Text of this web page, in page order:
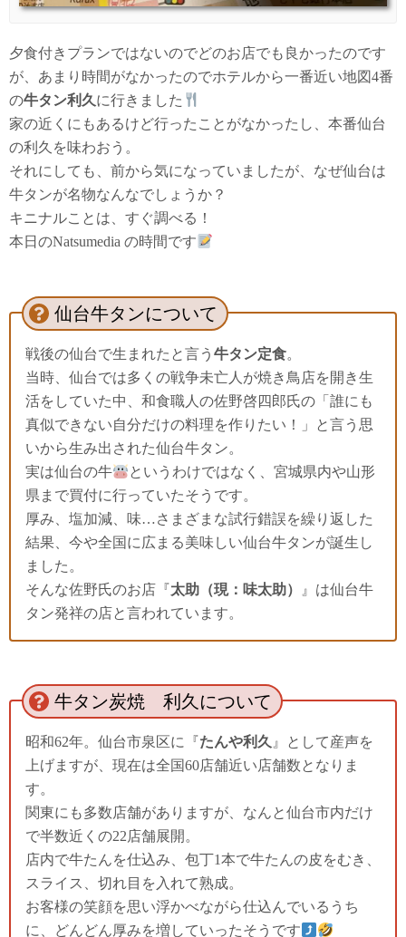
夕食付きプランではないのでどのお店でも良かったのです
が、あまり時間がなかったのでホテルから一番近い地図4番
の牛タン利久に行きました
家の近くにもあるけど行ったことがなかったし、本番仙台
の利久を味わおう。
それにしても、前から気になっていましたが、なぜ仙台は
牛タンが名物なんなでしょうか？
キニナルことは、すぐ調べる！
本日のNatsumedia の時間です
仙台牛タンについて
戦後の仙台で生まれたと言う 牛タン定食。
当時、仙台では多くの戦争未亡人が焼き鳥店を開き生
活をしていた中、和食職人の佐野啓四郎氏の「誰にも
真似できない自分だけの料理を作りたい！」と言う思
いから生み出された仙台牛タン。
実は仙台の牛
というわけではなく、宮城県内や山形
県まで買付に行っていたそうです。
厚み、塩加減、味…さまざまな試行錯誤を繰り返した
結果、今や全国に広まる美味しい仙台牛タンが誕生し
ました。
そんな佐野氏のお店『 太助（現：味太助）
』は仙台牛
タン発祥の店と言われています。
牛タン炭焼 利久について
昭和62年。仙台市泉区に『 たんや利久』として産声を
上げますが、現在は全国60店舗近い店舗数となりま
す。
関東にも多数店舗がありますが、なんと仙台市内だけ
で半数近くの22店舗展開。
店内で牛たんを仕込み、包丁1本で牛たんの皮をむき、
スライス、切れ目を入れて熟成。
お客様の笑顔を思い浮かべながら仕込んでいるうち
に、どんどん厚みを増していったそうです